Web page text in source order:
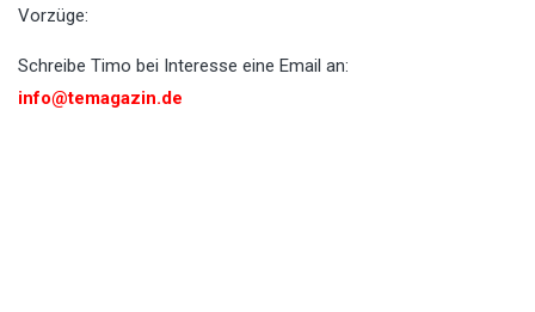
Vorzüge:
Schreibe Timo bei Interesse eine Email an:
info@temagazin.de